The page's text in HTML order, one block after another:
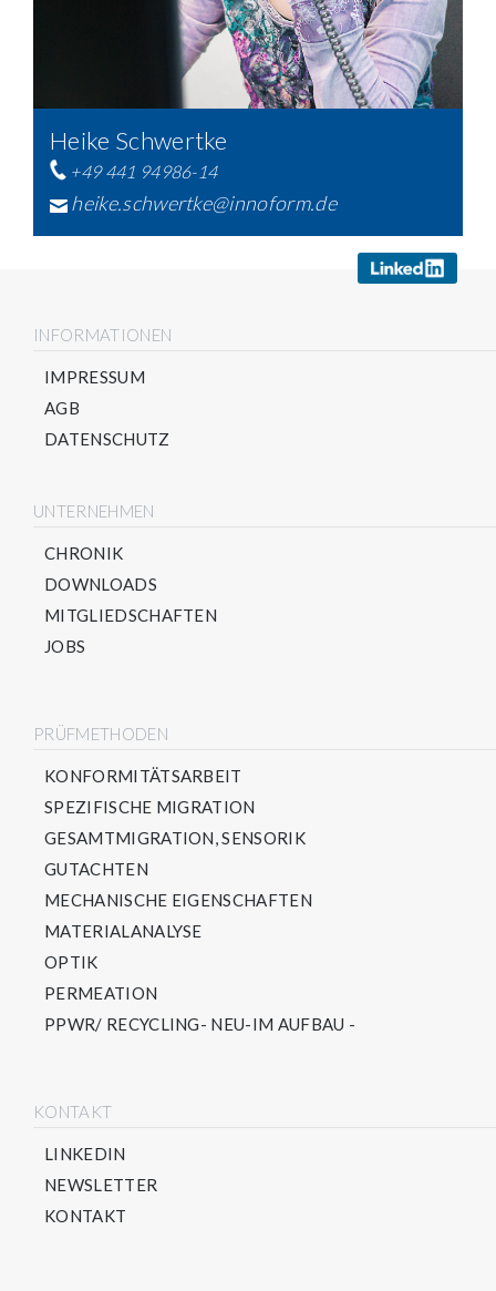
Heike Schwertke
+49 441 94986-14
heike.schwertke@innoform.de
INFORMATIONEN
IMPRESSUM
AGB
DATENSCHUTZ
UNTERNEHMEN
CHRONIK
DOWNLOADS
MITGLIEDSCHAFTEN
JOBS
PRÜFMETHODEN
KONFORMITÄTSARBEIT
SPEZIFISCHE MIGRATION
GESAMTMIGRATION, SENSORIK
GUTACHTEN
MECHANISCHE EIGENSCHAFTEN
MATERIALANALYSE
OPTIK
PERMEATION
PPWR/ RECYCLING- NEU-IM AUFBAU -
KONTAKT
LINKEDIN
NEWSLETTER
KONTAKT